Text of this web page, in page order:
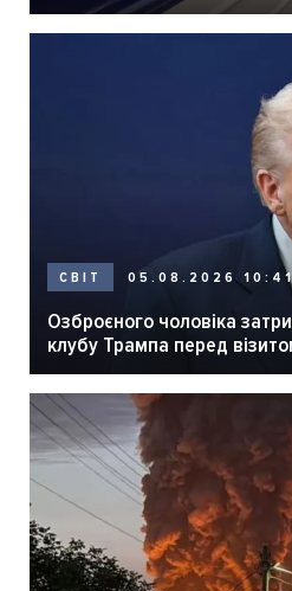
СВІТ 05.08.2026 10:41
Озброєного чоловіка
клубу Трампа перед